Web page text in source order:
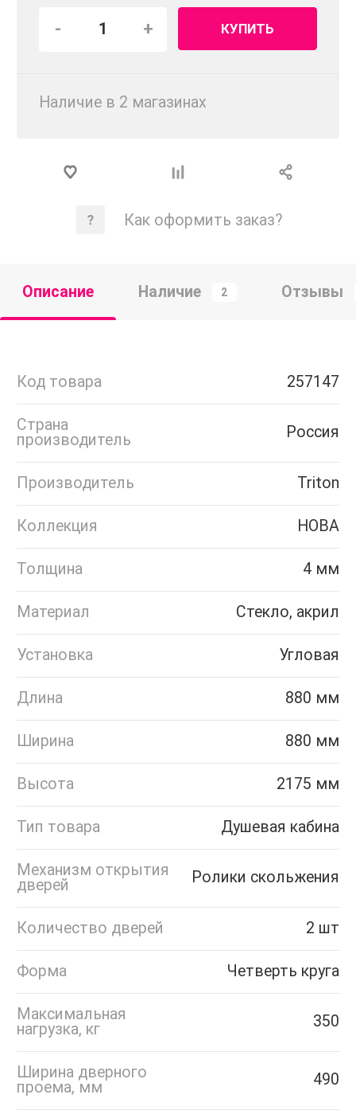
- + КУПИТЬ
Наличие в 2 магазинах
Как оформить заказ?
Описание Наличие 2 Отзывы
Код товара 257147
Страна
производитель
Россия
Производитель Triton
Коллекция НОВА
Толщина 4 мм
Материал Стекло, акрил
Установка Угловая
Длина 880 мм
Ширина 880 мм
Высота 2175 мм
Тип товара Душевая кабина
Механизм открытия
дверей
Ролики скольжения
Количество дверей 2 шт
Форма Четверть круга
Максимальная
нагрузка, кг
350
Ширина дверного
проема, мм
490